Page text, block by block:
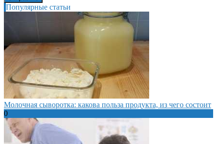
Популярные статьи
Молочная сыворотка: какова польза продукта, из чего состоит
0